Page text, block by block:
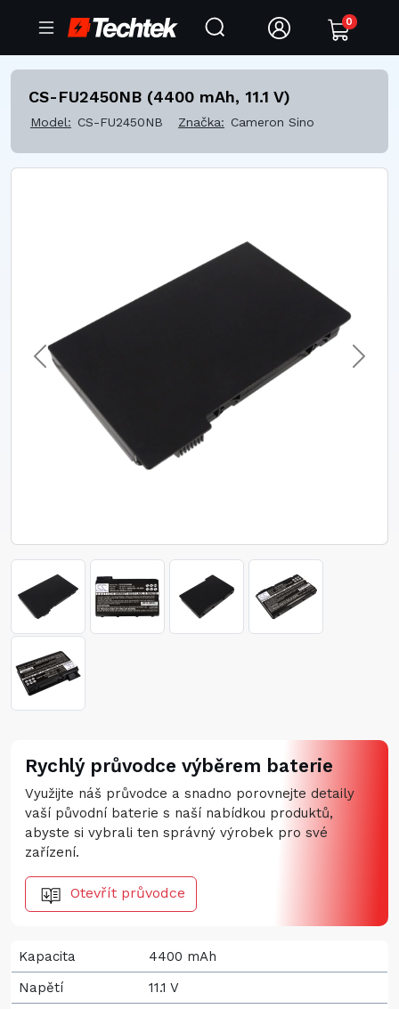
0
CS-FU2450NB (4400 mAh, 11.1 V)
Model: CS-FU2450NB Značka: Cameron Sino
Rychlý průvodce výběrem baterie
Využijte náš průvodce a snadno porovnejte detaily
vaší původní baterie s naší nabídkou produktů,
abyste si vybrali ten správný výrobek pro své
zařízení.
Otevřít průvodce
Kapacita
4400 mAh
Napětí
11.1 V